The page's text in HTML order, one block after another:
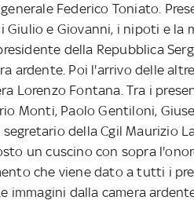
Federico Toniato.
Giulio e Giovanni, i nipoti e la
della Repubblica
ardente. Poi l'arrivo delle
Lorenzo Fontana. Tra i
Monti, Paolo Gentiloni,
della Cgil Maurizio
un cuscino con sopra
che viene dato a tutti i
immagini dalla camera